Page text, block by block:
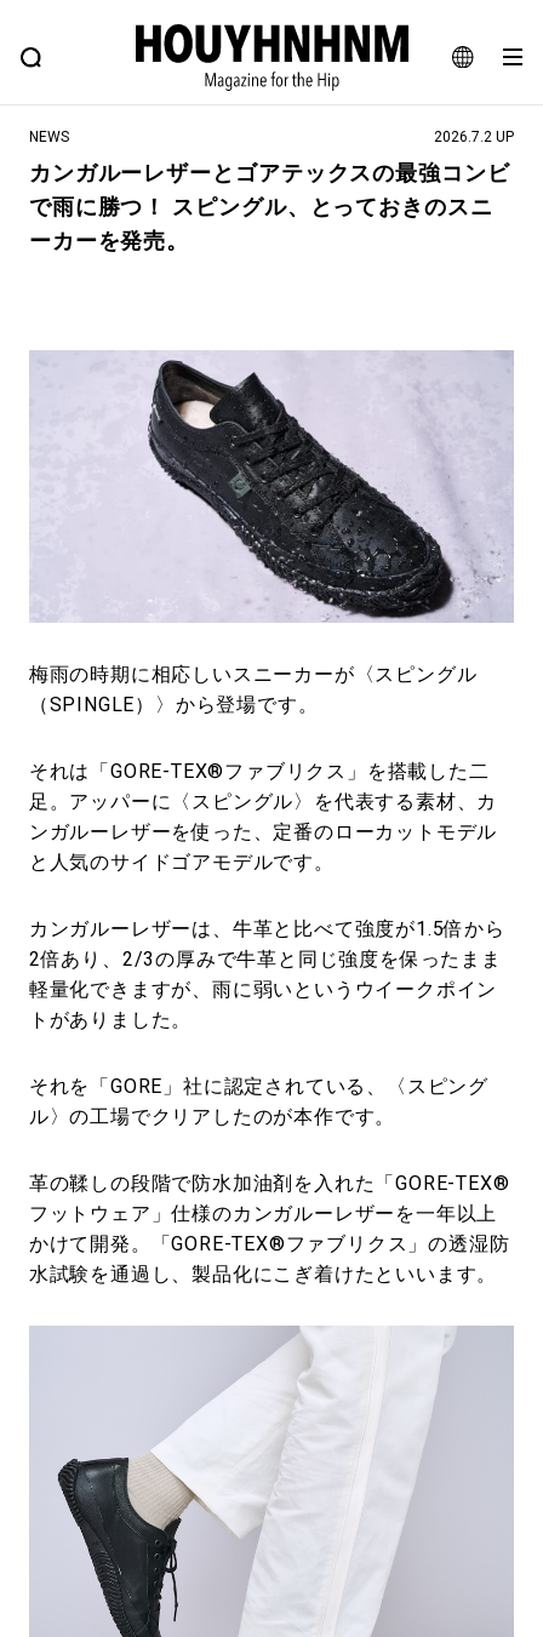
JA
EN
FEATURE BLOG SNAP
ヒップなファッション、カルチャー、ライフスタイルWEBマガジン
#注目のタグ
#NEW VINTAGE #マイナーグッド図鑑
#路地裏てぃーん。 #MONTHLY JOURNAL
#GH 銘品の所以 #フイナムのYouTube
#Commune H #FOCUS IT #AH.H
#FASHION #MUSIC #MOVIE
#SNEAKER #OUTDOOR
#HANDSOME HANDBOOK
NEWS 2026.7.2 UP
カンガルーレザーとゴアテックスの最強コンビ
で雨に勝つ！ スピングル、とっておきのスニ
ーカーを発売。
梅雨の時期に相応しいスニーカーが〈スピングル
（SPINGLE）〉から登場です。
それは「GORE-TEX®ファブリクス」を搭載した二
足。アッパーに〈スピングル〉を代表する素材、カ
ンガルーレザーを使った、定番のローカットモデル
と人気のサイドゴアモデルです。
カンガルーレザーは、牛革と比べて強度が1.5倍から
2倍あり、2/3の厚みで牛革と同じ強度を保ったまま
軽量化できますが、雨に弱いというウイークポイン
トがありました。
それを「GORE」社に認定されている、〈スピング
ル〉の工場でクリアしたのが本作です。
革の鞣しの段階で防水加油剤を入れた「GORE-TEX®
フットウェア」仕様のカンガルーレザーを一年以上
かけて開発。「GORE-TEX®ファブリクス」の透湿防
水試験を通過し、製品化にこぎ着けたといいます。